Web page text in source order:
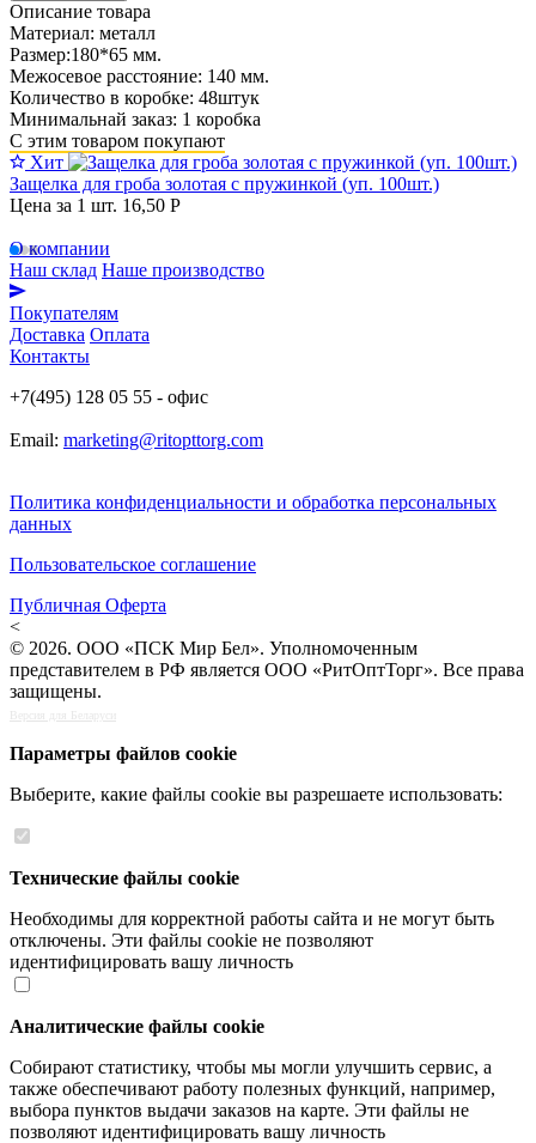
Описание товара
Материал: металл
Размер:180*65 мм.
Межосевое расстояние: 140 мм.
Количество в коробке: 48штук
Минимальнай заказ: 1 коробка
С этим товаром покупают
Хит
Защелка для гроба золотая с пружинкой (уп. 100шт.)
Цена за 1 шт. 16,50 Р
О компании
Наш склад Наше производство
Покупателям
Доставка Оплата
Контакты
+7(495) 128 05 55 - офис
Email: marketing@ritopttorg.com
Политика конфиденциальности и обработка персональных
данных
Пользовательское соглашение
Публичная Оферта
<
© 2026. ООО «ПСК Мир Бел». Уполномоченным
представителем в РФ является ООО «РитОптТорг». Все права
защищены.
Версия для Беларуси
Параметры файлов cookie
Выберите, какие файлы cookie вы разрешаете использовать:
Технические файлы cookie
Необходимы для корректной работы сайта и не могут быть
отключены. Эти файлы cookie не позволяют
идентифицировать вашу личность
Аналитические файлы cookie
Собирают статистику, чтобы мы могли улучшить сервис, а
также обеспечивают работу полезных функций, например,
выбора пунктов выдачи заказов на карте. Эти файлы не
позволяют идентифицировать вашу личность